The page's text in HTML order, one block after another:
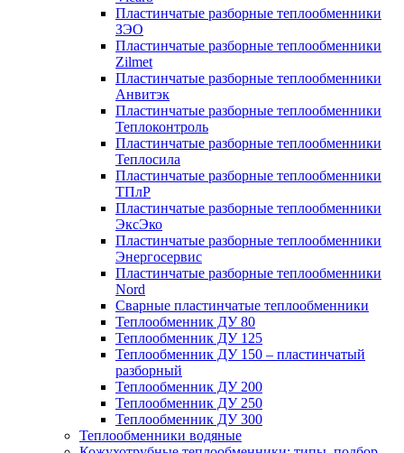
Пластинчатые разборные теплообменники
ЗЭО
Пластинчатые разборные теплообменники
Zilmet
Пластинчатые разборные теплообменники
Анвитэк
Пластинчатые разборные теплообменники
Теплоконтроль
Пластинчатые разборные теплообменники
Теплосила
Пластинчатые разборные теплообменники
ТПлР
Пластинчатые разборные теплообменники
ЭксЭко
Пластинчатые разборные теплообменники
Энергосервис
Пластинчатые разборные теплообменники
Nord
Сварные пластинчатые теплообменники
Теплообменник ДУ 80
Теплообменник ДУ 125
Теплообменник ДУ 150 – пластинчатый
разборный
Теплообменник ДУ 200
Теплообменник ДУ 250
Теплообменник ДУ 300
Теплообменники водяные